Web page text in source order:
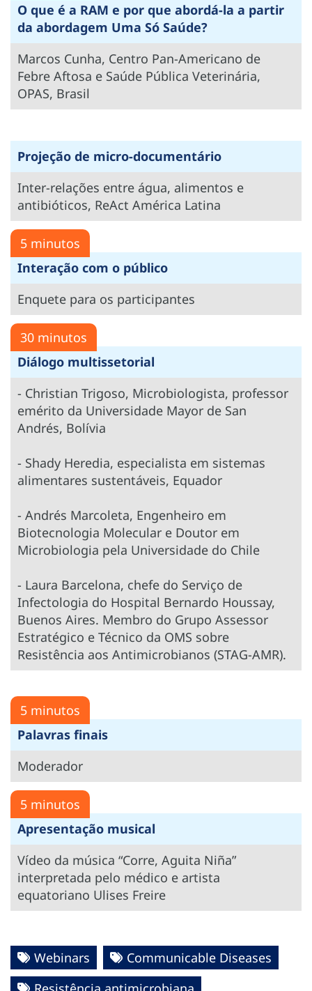
O que é a RAM e por que abordá-la a partir
da abordagem Uma Só Saúde?
Marcos Cunha, Centro Pan-Americano de
Febre Aftosa e Saúde Pública Veterinária,
OPAS, Brasil
Projeção de micro-documentário
Inter-relações entre água, alimentos e
antibióticos, ReAct América Latina
5 minutos
Interação com o público
Enquete para os participantes
30 minutos
Diálogo multissetorial
- Christian Trigoso, Microbiologista, professor
emérito da Universidade Mayor de San
Andrés, Bolívia
- Shady Heredia, especialista em sistemas
alimentares sustentáveis, Equador
- Andrés Marcoleta, Engenheiro em
Biotecnologia Molecular e Doutor em
Microbiologia pela Universidade do Chile
- Laura Barcelona, chefe do Serviço de
Infectologia do Hospital Bernardo Houssay,
Buenos Aires. Membro do Grupo Assessor
Estratégico e Técnico da OMS sobre
Resistência aos Antimicrobianos (STAG-AMR).
5 minutos
Palavras finais
Moderador
5 minutos
Apresentação musical
Vídeo da música “Corre, Aguita Niña”
interpretada pelo médico e artista
equatoriano Ulises Freire
Webinars
Communicable Diseases